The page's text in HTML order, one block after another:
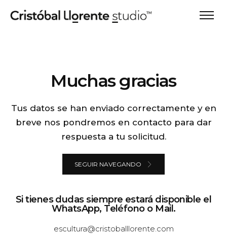
Muchas gracias
Tus datos se han enviado correctamente y en
breve nos pondremos en contacto para dar
respuesta a tu solicitud.
SEGUIR NAVEGANDO
Si tienes dudas siempre estará disponible el
WhatsApp, Teléfono o Mail.
escultura@cristoballlorente.com